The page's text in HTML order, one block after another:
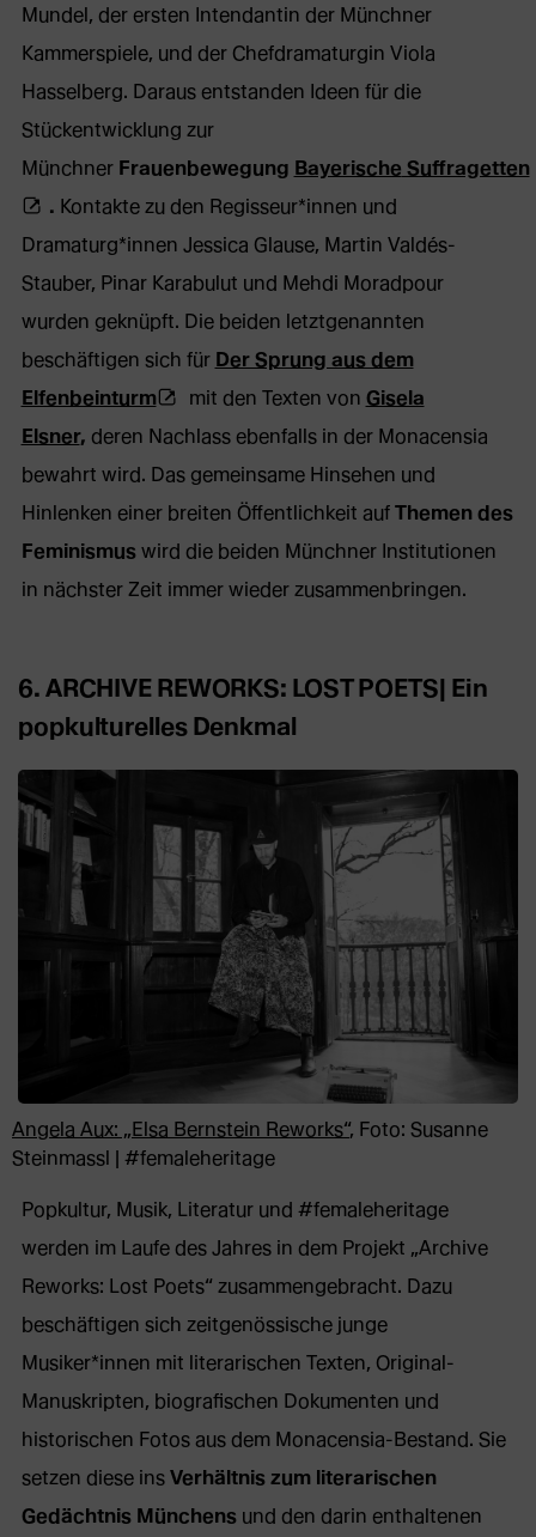
Mundel, der ersten Intendantin der Münchner
Kammerspiele, und der Chefdramaturgin Viola
Hasselberg. Daraus entstanden Ideen für die
Stückentwicklung zur
Münchner Frauenbewegung Bayerische Suffragetten
(Öffnet
externe
Webseite
in
neuem
Tab)
. Kontakte zu den Regisseur*innen und
Dramaturg*innen Jessica Glause, Martin Valdés-
Stauber, Pinar Karabulut und Mehdi Moradpour
wurden geknüpft. Die beiden letztgenannten
beschäftigen sich für Der Sprung aus dem
Elfenbeinturm(Öffnet
externe
Webseite
in
neuem
Tab)
mit den Texten von Gisela
Elsner, deren Nachlass ebenfalls in der Monacensia
bewahrt wird. Das gemeinsame Hinsehen und
Hinlenken einer breiten Öffentlichkeit auf Themen des
Feminismuswird die beiden Münchner Institutionen
in nächster Zeit immer wieder zusammenbringen.
6. ARCHIVE REWORKS: LOST POETS| Ein
popkulturelles Denkmal
Angela Aux: „Elsa Bernstein Reworks“, Foto: Susanne
Steinmassl | #femaleheritage
Popkultur, Musik, Literatur und #femaleheritage
werden im Laufe des Jahres in dem Projekt „Archive
Reworks: Lost Poets“ zusammengebracht. Dazu
beschäftigen sich zeitgenössische junge
Musiker*innen mit literarischen Texten, Original-
Manuskripten, biografischen Dokumenten und
historischen Fotos aus dem Monacensia-Bestand. Sie
setzen diese ins Verhältnis zum literarischen
Gedächtnis Münchensund den darin enthaltenen